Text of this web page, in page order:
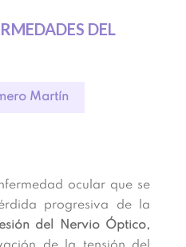
DEL
Martín
ocular que se
progresiva de la
lesión del Nervio Óptico,